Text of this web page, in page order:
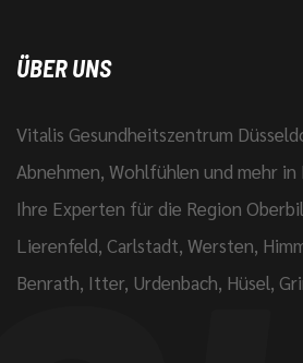
ÜBER UNS
Vitalis Gesundheitszentrum
Abnehmen, Wohlfühlen und mehr
Ihre Experten für die Region
Lierenfeld, Carlstadt, Wersten,
Benrath, Itter, Urdenbach, Hüsel,